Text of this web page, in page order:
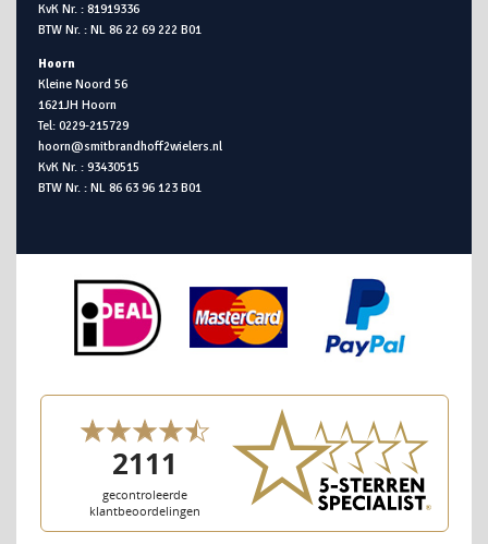
KvK Nr. : 81919336
BTW Nr. : NL 86 22 69 222 B01
Hoorn
Kleine Noord 56
1621JH Hoorn
Tel: 0229-215729
hoorn@smitbrandhoff2wielers.nl
KvK Nr. : 93430515
BTW Nr. : NL 86 63 96 123 B01